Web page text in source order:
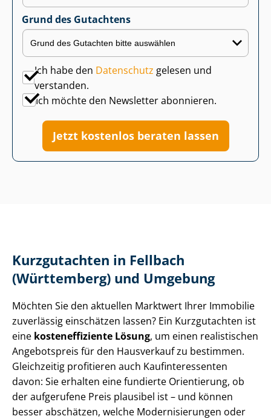
Grund des Gutachtens
Ich habe den Datenschutz gelesen und
verstanden.
Ich möchte den Newsletter abonnieren.
Jetzt kostenlos beraten lassen
Kurzgutachten in Fellbach
(Württemberg) und Umgebung
Möchten Sie den aktuellen Marktwert Ihrer Immobilie
zuverlässig einschätzen lassen? Ein Kurzgutachten ist
eine kos­ten­ef­fi­zi­en­te Lösung, um einen realistischen
Angebotspreis für den Hausverkauf zu bestimmen.
Gleichzeitig profitieren auch Kauf­in­ter­es­sen­ten
davon: Sie erhalten eine fundierte Orientierung, ob
der aufgerufene Preis plausibel ist – und können
besser abschätzen, welche Mo­der­ni­sie­run­gen oder